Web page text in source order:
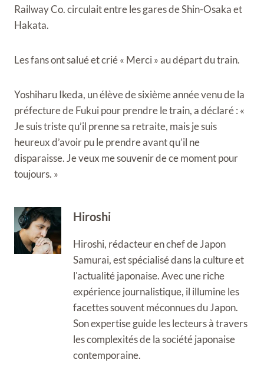
Railway Co. circulait entre les gares de Shin-Osaka et
Hakata.
Les fans ont salué et crié « Merci » au départ du train.
Yoshiharu Ikeda, un élève de sixième année venu de la
préfecture de Fukui pour prendre le train, a déclaré : «
Je suis triste qu’il prenne sa retraite, mais je suis
heureux d’avoir pu le prendre avant qu’il ne
disparaisse. Je veux me souvenir de ce moment pour
toujours. »
Hiroshi
Hiroshi, rédacteur en chef de Japon
Samurai, est spécialisé dans la culture et
l'actualité japonaise. Avec une riche
expérience journalistique, il illumine les
facettes souvent méconnues du Japon.
Son expertise guide les lecteurs à travers
les complexités de la société japonaise
contemporaine.